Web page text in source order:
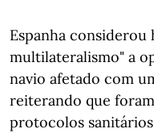
Espanha
multilateralismo" a
navio afetado com
reiterando que
protocolos